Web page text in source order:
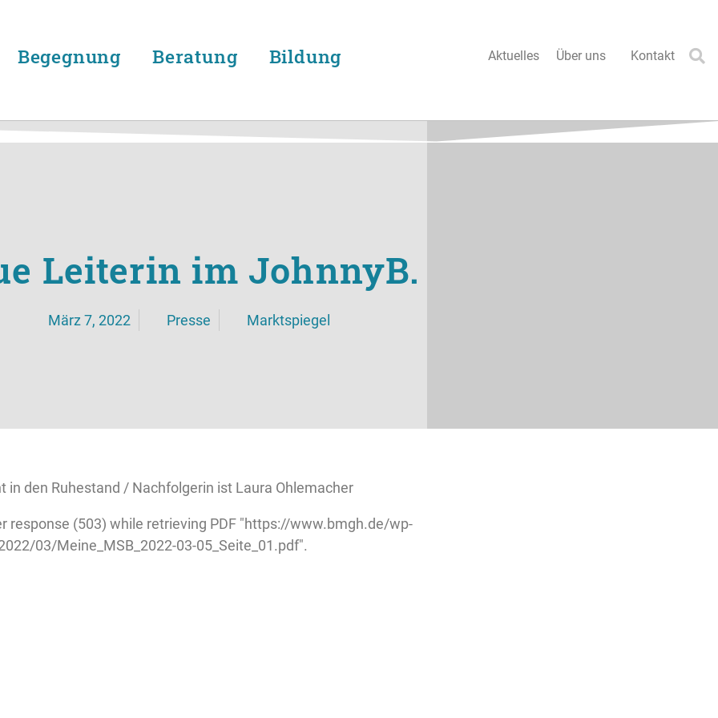
Begegnung Beratung Bildung Aktuelles Über uns Kontakt
Leiterin im JohnnyB.
März 7, 2022 Presse Marktspiegel
in den Ruhestand / Nachfolgerin ist Laura Ohlemacher
response (503) while retrieving PDF "https://www.bmgh.de/wp-
03/Meine_MSB_2022-03-05_Seite_01.pdf".